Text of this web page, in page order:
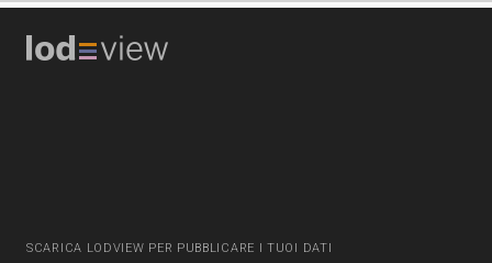
SCARICA LODVIEW PER PUBBLICARE I TUOI DATI